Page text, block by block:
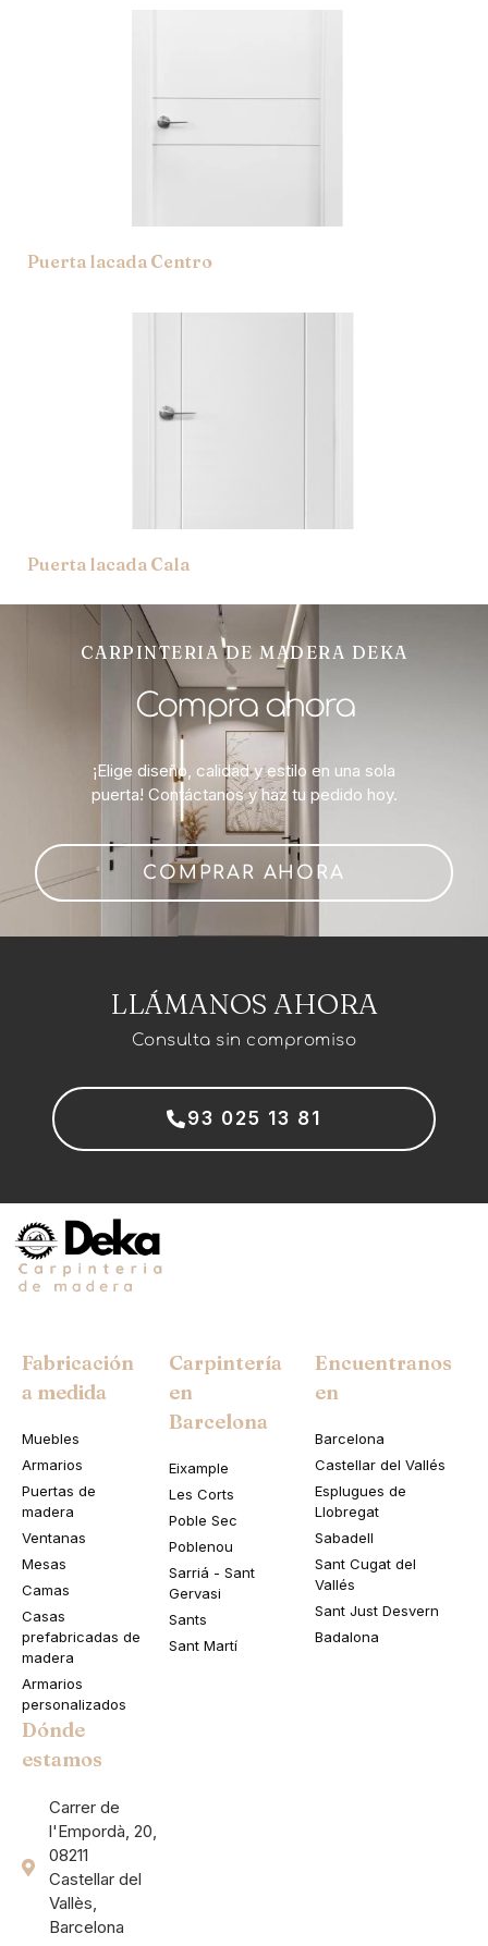
Puerta lacada Centro
Puerta lacada Cala
CARPINTERIA DE MADERA DEKA
Compra ahora
¡Elige diseño, calidad y estilo en una sola
puerta! Contáctanos y haz tu pedido hoy.
COMPRAR AHORA
LLÁMANOS AHORA
Consulta sin compromiso
93 025 13 81
Fabricación
a medida
Muebles
Armarios
Puertas de
madera
Ventanas
Mesas
Camas
Casas
prefabricadas de
madera
Armarios
personalizados
Carpintería
en
Barcelona
Eixample
Les Corts
Poble Sec
Poblenou
Sarriá - Sant
Gervasi
Sants
Sant Martí
Encuentranos
en
Barcelona
Castellar del Vallés
Esplugues de
Llobregat
Sabadell
Sant Cugat del
Vallés
Sant Just Desvern
Badalona
Dónde
estamos
Carrer de
l'Empordà, 20,
08211
Castellar del
Vallès,
Barcelona